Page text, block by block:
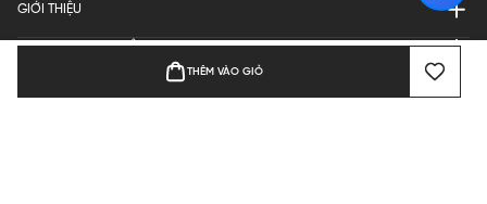
THÊM VÀO GIỎ
GIỚI THIỆU
QUY ĐỊNH HOẠT ĐỘNG